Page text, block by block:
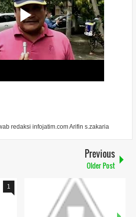
redaksi infojatim.com Arifin s.zakaria
Previous
Older Post
1